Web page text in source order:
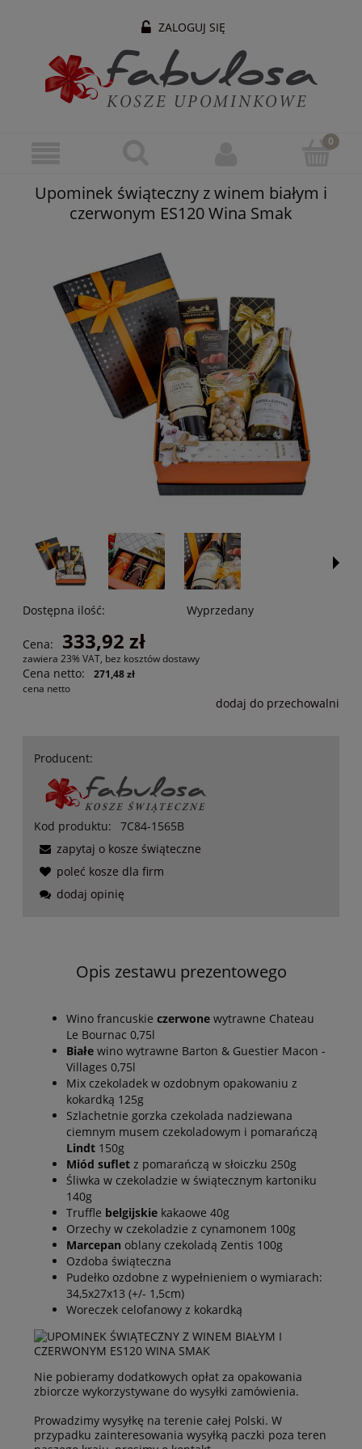
ZALOGUJ SIĘ
Upominek świąteczny z winem białym i
czerwonym ES120 Wina Smak
Dostępna ilość: Wyprzedany
Cena: 333,92 zł
zawiera 23% VAT, bez kosztów dostawy
Cena netto:
271,48 zł
cena netto
dodaj do przechowalni
Producent:
Kod produktu:
7C84-1565B
zapytaj o kosze świąteczne
poleć kosze dla firm
dodaj opinię
Opis zestawu prezentowego
Wino francuskie czerwone wytrawne Chateau
Le Bournac 0,75l
Białe wino wytrawne Barton & Guestier Macon -
Villages 0,75l
Mix czekoladek w ozdobnym opakowaniu z
kokardką 125g
Szlachetnie gorzka czekolada nadziewana
ciemnym musem czekoladowym i pomarańczą
Lindt 150g
Miód suflet z pomarańczą w słoiczku 250g
Śliwka w czekoladzie w świątecznym kartoniku
140g
Truffle belgijskie kakaowe 40g
Orzechy w czekoladzie z cynamonem 100g
Marcepan oblany czekoladą Zentis 100g
Ozdoba świąteczna
Pudełko ozdobne z wypełnieniem o wymiarach:
34,5x27x13 (+/- 1,5cm)
Woreczek celofanowy z kokardką
Nie pobieramy dodatkowych opłat za opakowania
zbiorcze wykorzystywane do wysyłki zamówienia.
Prowadzimy wysyłkę na terenie całej Polski. W
przypadku zainteresowania wysyłką paczki poza teren